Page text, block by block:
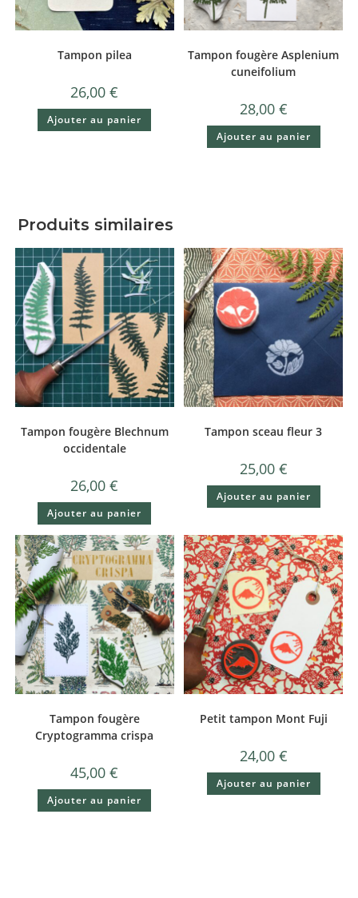
Tampon pilea
26,00€
Ajouter au panier
Tampon fougère Asplenium
cuneifolium
28,00 €
Ajouter au panier
Produits similaires
Tampon fougère Blechnum
occidentale
26,00€
Ajouter au panier
Tampon sceau fleur 3
25,00 €
Ajouter au panier
Tampon fougère
Cryptogramma crispa
45,00€
Ajouter au panier
Petit tampon Mont Fuji
24,00 €
Ajouter au panier